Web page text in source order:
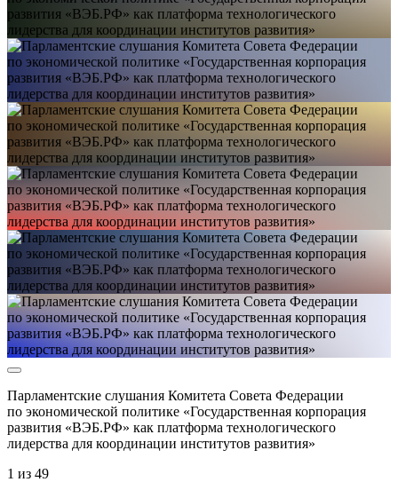
Парламентские слушания Комитета Совета Федерации
по экономической политике «Государственная корпорация
развития «ВЭБ.РФ» как платформа технологического
лидерства для координации институтов развития»
1 из 49